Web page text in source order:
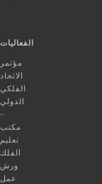
الفعاليات
مؤتمر
الاتحاد
الفلكي
الدولي
–
مكتب
تعليم
الفلك
ورش
عمل